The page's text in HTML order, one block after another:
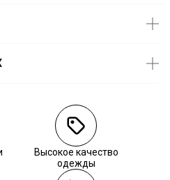
запрещена
СДЭК
Высокое качество
одежды